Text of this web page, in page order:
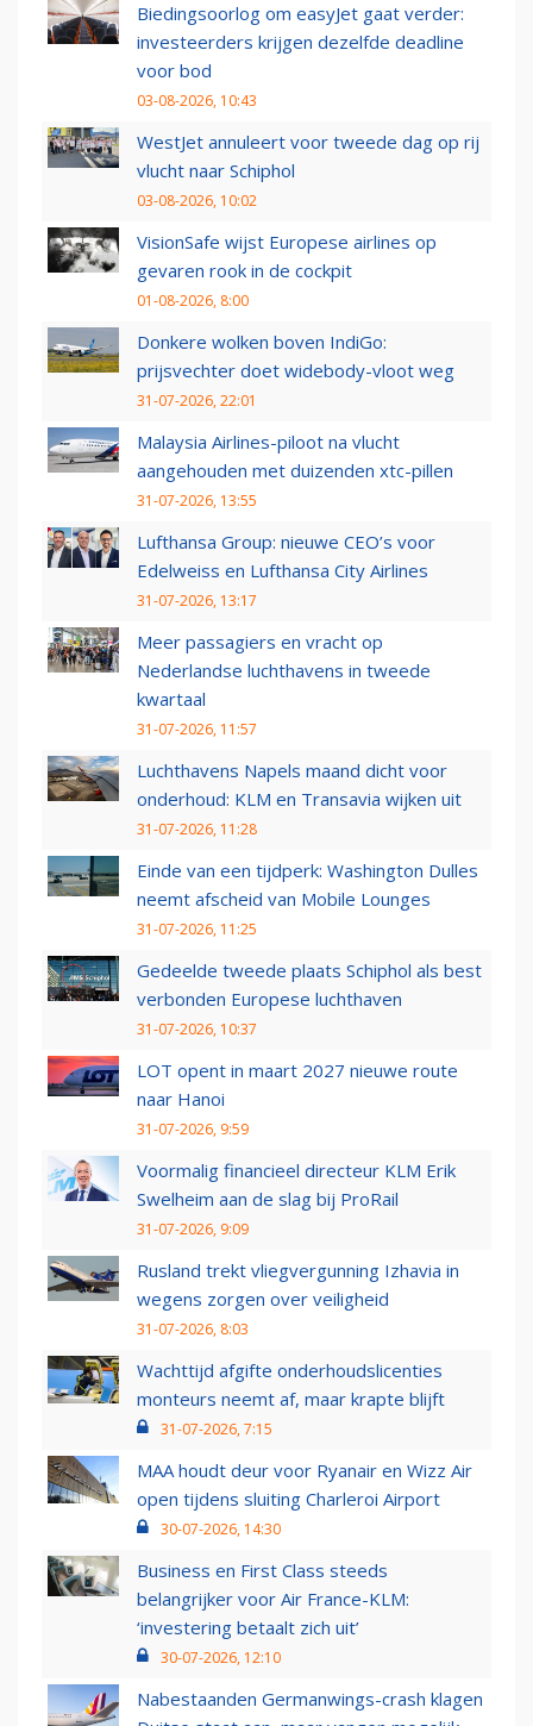
Biedingsoorlog om easyJet gaat verder:
investeerders krijgen dezelfde deadline
voor bod
03-08-2026, 10:43
WestJet annuleert voor tweede dag op rij
vlucht naar Schiphol
03-08-2026, 10:02
VisionSafe wijst Europese airlines op
gevaren rook in de cockpit
01-08-2026, 8:00
Donkere wolken boven IndiGo:
prijsvechter doet widebody-vloot weg
31-07-2026, 22:01
Malaysia Airlines-piloot na vlucht
aangehouden met duizenden xtc-pillen
31-07-2026, 13:55
Lufthansa Group: nieuwe CEO’s voor
Edelweiss en Lufthansa City Airlines
31-07-2026, 13:17
Meer passagiers en vracht op
Nederlandse luchthavens in tweede
kwartaal
31-07-2026, 11:57
Luchthavens Napels maand dicht voor
onderhoud: KLM en Transavia wijken uit
31-07-2026, 11:28
Einde van een tijdperk: Washington Dulles
neemt afscheid van Mobile Lounges
31-07-2026, 11:25
Gedeelde tweede plaats Schiphol als best
verbonden Europese luchthaven
31-07-2026, 10:37
LOT opent in maart 2027 nieuwe route
naar Hanoi
31-07-2026, 9:59
Voormalig financieel directeur KLM Erik
Swelheim aan de slag bij ProRail
31-07-2026, 9:09
Rusland trekt vliegvergunning Izhavia in
wegens zorgen over veiligheid
31-07-2026, 8:03
Wachttijd afgifte onderhoudslicenties
monteurs neemt af, maar krapte blijft
31-07-2026, 7:15
MAA houdt deur voor Ryanair en Wizz Air
open tijdens sluiting Charleroi Airport
30-07-2026, 14:30
Business en First Class steeds
belangrijker voor Air France-KLM:
‘investering betaalt zich uit’
30-07-2026, 12:10
Nabestaanden Germanwings-crash klagen